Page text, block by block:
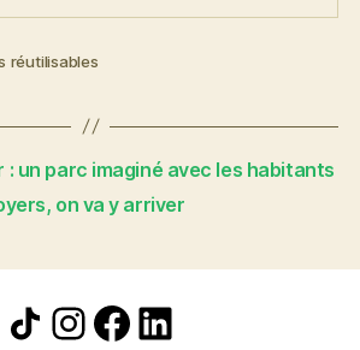
réutilisables
: un parc imaginé avec les habitants
on va y arriver
Icône de partage
Instagram
Facebook
LinkedIn